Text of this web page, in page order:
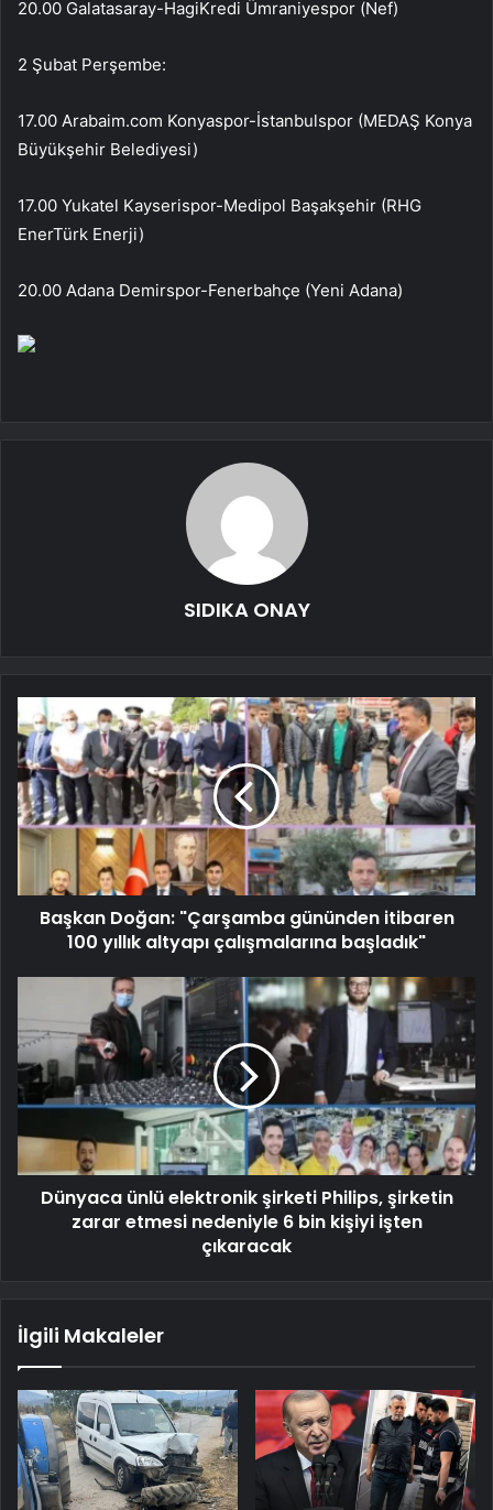
20.00 Galatasaray-HagiKredi Ümraniyespor (Nef)
2 Şubat Perşembe:
17.00 Arabaim.com Konyaspor-İstanbulspor (MEDAŞ Konya
Büyükşehir Belediyesi)
17.00 Yukatel Kayserispor-Medipol Başakşehir (RHG
EnerTürk Enerji)
20.00 Adana Demirspor-Fenerbahçe (Yeni Adana)
SIDIKA ONAY
Başkan Doğan: "Çarşamba gününden itibaren
100 yıllık altyapı çalışmalarına başladık"
Dünyaca ünlü elektronik şirketi Philips, şirketin
zarar etmesi nedeniyle 6 bin kişiyi işten
çıkaracak
İlgili Makaleler